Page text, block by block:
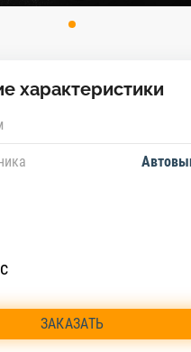
характеристики
ЗАКАЗАТЬ